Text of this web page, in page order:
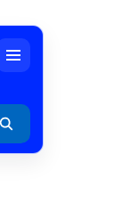
Menu